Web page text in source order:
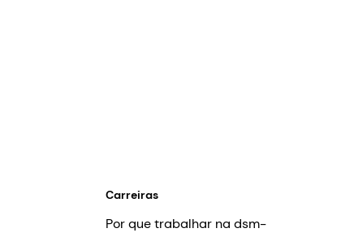
Carreiras
Por que trabalhar na dsm-